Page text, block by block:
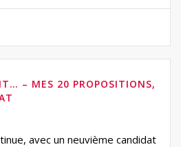
– MES 20 PROPOSITIONS,
avec un neuvième candidat